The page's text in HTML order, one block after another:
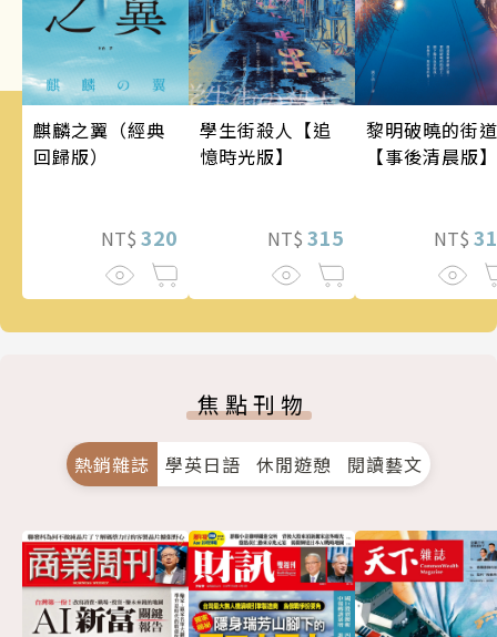
麒麟之翼（經典
回歸版）
NT$ 320
學生街殺人【追
憶時光版】
NT$ 315
黎明破曉的街道
【事後清晨版】
NT$
焦點刊物
熱銷雜誌 學英日語 休閒遊憩 閱讀藝文